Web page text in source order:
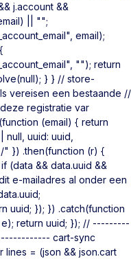
j.account &&
|| "";
email);
""); return
} } // store-
vereisen een bestaande //
registratie var
(email) { return
uuid: uuid,
" }) .then(function (r) {
(data && data.uuid &&
e-mailadres al onder een
uuid; }); }) .catch(function
return uuid; }); // ---------
cart-sync
= (json && json.cart